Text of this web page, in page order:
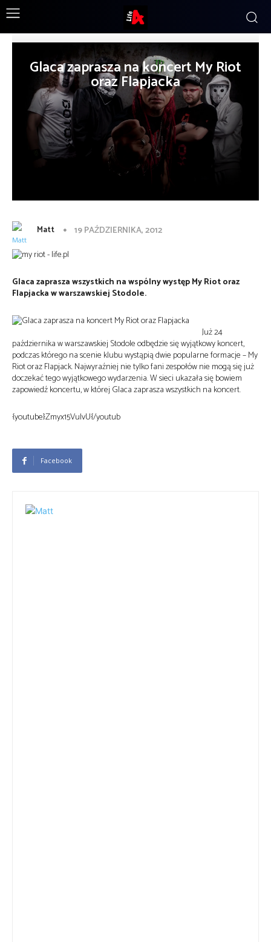
Glaca zaprasza na koncert My Riot
oraz Flapjacka
Matt 19 PAŹDZIERNIKA, 2012
Glaca zaprasza wszystkich na wspólny występ My Riot oraz
Flapjacka w warszawskiej Stodole.
Już 24
października w warszawskiej Stodole odbędzie się wyjątkowy koncert,
podczas którego na scenie klubu wystąpią dwie popularne formacje – My
Riot oraz Flapjack. Najwyraźniej nie tylko fani zespołów nie mogą się już
doczekać tego wyjątkowego wydarzenia. W sieci ukazała się bowiem
zapowiedź koncertu, w której Glaca zaprasza wszystkich na koncert.
{youtube}Zmyx15VulvU{/youtub
Facebook